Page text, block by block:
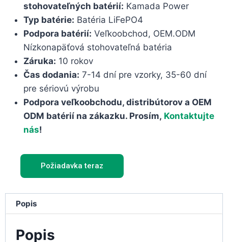
stohovateľných batérií: Kamada Power
Typ batérie: Batéria LiFePO4
Podpora batérií: Veľkoobchod, OEM.ODM
Nízkonapäťová stohovateľná batéria
Záruka: 10 rokov
Čas dodania: 7-14 dní pre vzorky, 35-60 dní
pre sériovú výrobu
Podpora veľkoobchodu, distribútorov a OEM
ODM batérií na zákazku. Prosím, Kontaktujte
nás!
Požiadavka teraz
Popis
Popis